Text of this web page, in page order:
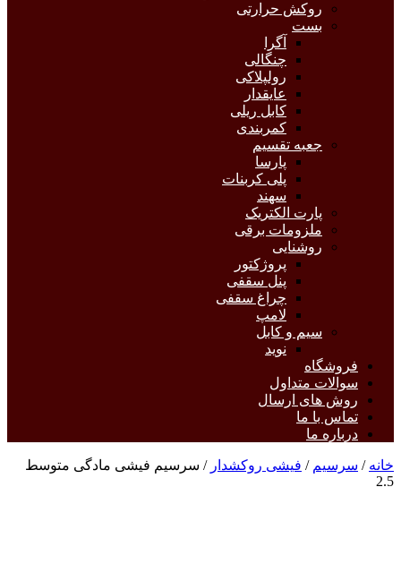
روکش حرارتی
بست
آگرا
چنگالی
رولپلاکی
عایقدار
کابل ریلی
کمربندی
جعبه تقسیم
پارسا
پلی کربنات
سهند
پارت الکتریک
ملزومات برقی
روشنایی
پروژکتور
پنل سقفی
چراغ سقفی
لامپ
سیم و کابل
نوید
فروشگاه
سوالات متداول
روش های ارسال
تماس با ما
درباره ما
خانه / سرسیم / فیشی روکشدار / سرسیم فیشی مادگی متوسط
2.5